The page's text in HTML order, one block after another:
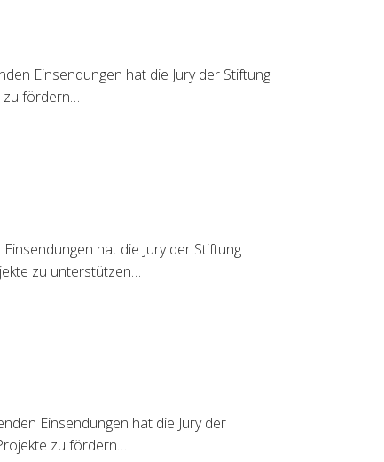
Einsendungen hat die Jury der Stiftung
zu fördern…
hat die Jury der Stiftung
zu unterstützen…
Einsendungen hat die Jury der
zu fördern…